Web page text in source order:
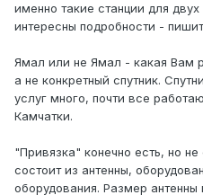
именно такие станции для
интересны подробности -
Ямал или не Ямал - какая Вам
а не конкретный спутник.
услуг много, почти все
Камчатки.
"Привязка" конечно есть, но
состоит из антенны,
оборудования. Размер